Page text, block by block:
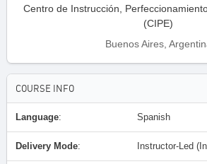
Centro de Instrucción,
(CIPE)
Buenos Aires,
COURSE INFO
Language: Spanish
Delivery Mode: Instructor-Led